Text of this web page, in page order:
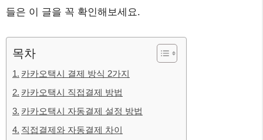
들은 이 글을 꼭 확인해보세요.
목차
카카오택시 결제 방식 2가지
카카오택시 직접결제 방법
카카오택시 자동결제 설정 방법
직접결제와 자동결제 차이